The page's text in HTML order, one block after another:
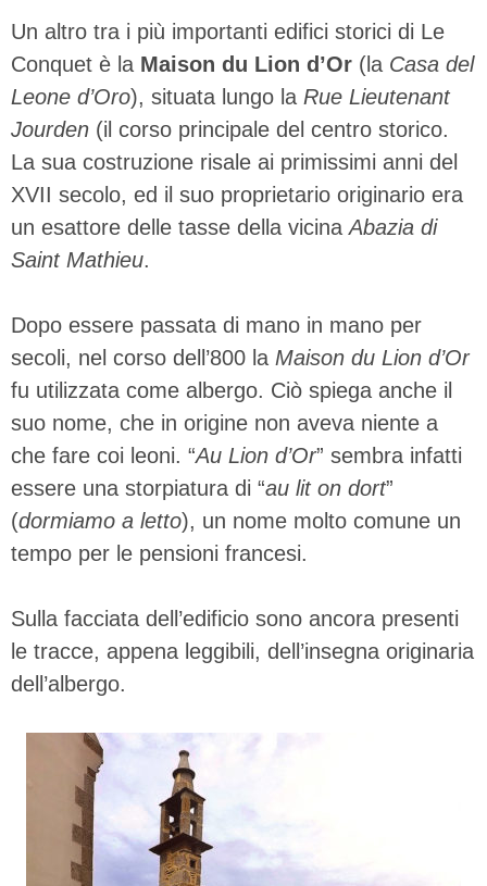
Un altro tra i più importanti edifici storici di Le
Conquet è la Maison du Lion d’Or (la Casa del
Leone d’Oro), situata lungo la Rue Lieutenant
Jourden (il corso principale del centro storico.
La sua costruzione risale ai primissimi anni del
XVII secolo, ed il suo proprietario originario era
un esattore delle tasse della vicinaAbazia di
Saint Mathieu.
Dopo essere passata di mano in mano per
secoli, nel corso dell’800 la Maison du Lion d’Or
fu utilizzata come albergo. Ciò spiega anche il
suo nome, che in origine non aveva niente a
che fare coi leoni. “Au Lion d’Or” sembra infatti
essere una storpiatura di “au lit on dort”
(dormiamo a letto), un nome molto comune un
tempo per le pensioni francesi.
Sulla facciata dell’edificio sono ancora presenti
le tracce, appena leggibili, dell’insegna originaria
dell’albergo.